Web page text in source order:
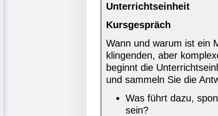
Unterrichtseinheit
Kursgespräch
Wann und warum ist ein
klingenden, aber
beginnt die
und sammeln Sie die
Was führt dazu,
sein?